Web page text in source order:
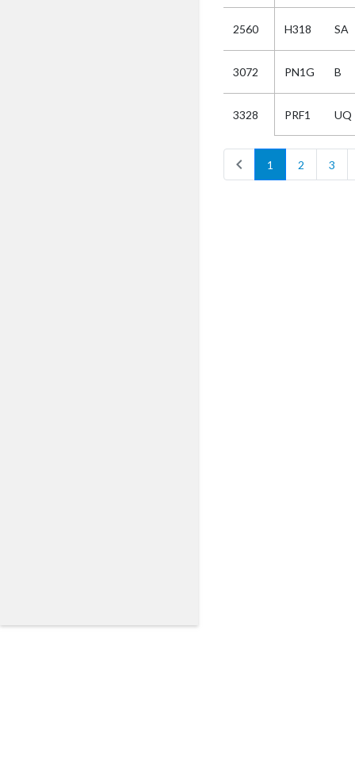
2560 H318 SA
3072 PN1G B
3328 PRF1 UQ
chevron_left 1 2 3